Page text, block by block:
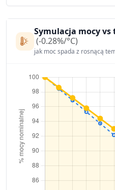
Symulacja mocy
(-0.28%/°C)
jak moc spada z rosnącą